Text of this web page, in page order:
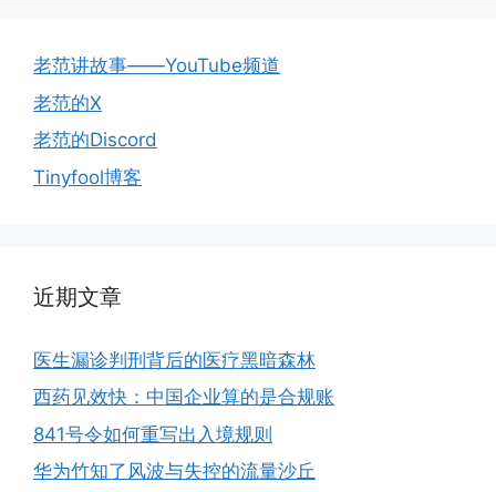
老范讲故事——YouTube频道
老范的X
老范的Discord
Tinyfool博客
近期文章
医生漏诊判刑背后的医疗黑暗森林
西药见效快：中国企业算的是合规账
841号令如何重写出入境规则
华为竹知了风波与失控的流量沙丘